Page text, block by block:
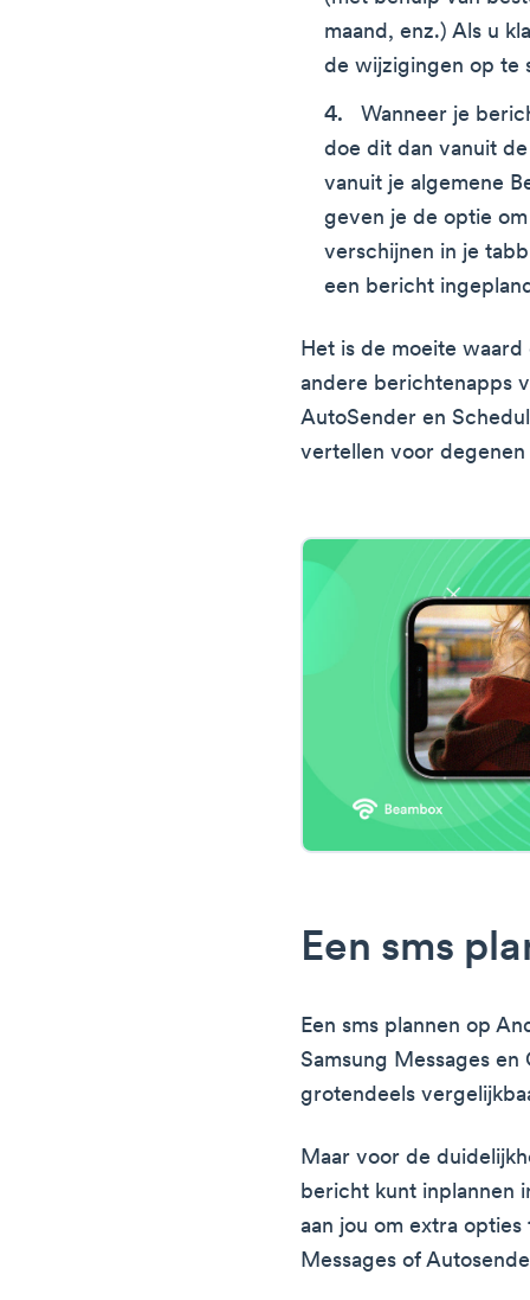
maand, enz.) Als u
de wijzigingen op te
Wanneer je
doe dit dan vanuit
vanuit je algemene
geven je de optie
verschijnen in je
een bericht
Het is de moeite
andere berichtenapps
AutoSender en
vertellen voor
Een sms
Een sms plannen op
Samsung Messages
grotendeels
Maar voor de
bericht kunt inplannen
aan jou om extra
Messages of